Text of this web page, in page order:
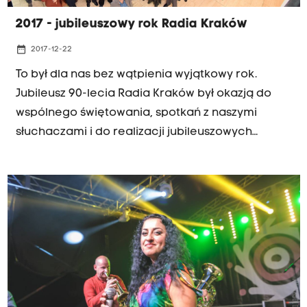
przewidzianymi przez przepisy prawa wyjątkami,
w szczególności dozwolonym użytkiem
osobistym, jest zabronione. PAP S.A.
2017 - jubileuszowy rok Radia Kraków
date_range 2017-12-22
To był dla nas bez wątpienia wyjątkowy rok.
Jubileusz 90-lecia Radia Kraków był okazją do
wspólnego świętowania, spotkań z naszymi
słuchaczami i do realizacji jubileuszowych
Kraków - radia od zawsze związanego z
Małopolską i mieszkańcami naszego regionu.